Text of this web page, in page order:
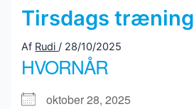
Tirsdags træning
Af Rudi/ 28/10/2025
HVORNÅR
oktober 28, 2025